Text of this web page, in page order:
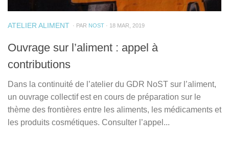
ATELIER ALIMENT · PAR NOST · 18 MAR, 2019
Ouvrage sur l’aliment : appel à
contributions
Dans la continuité de l’atelier du GDR NoST sur l’aliment,
un ouvrage collectif est en cours de préparation sur le
thème des frontières entre les aliments, les médicaments et
les produits cosmétiques. Consulter l’appel...